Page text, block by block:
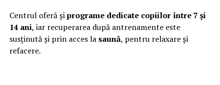
Centrul oferă șiprograme dedicate copiilor între 7 și
14 ani, iar recuperarea după antrenamente este
susținută și prin acces la saună, pentru relaxare și
refacere.